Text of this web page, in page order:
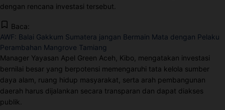
dengan rencana investasi tersebut.
Baca:
AWF: Balai Gakkum Sumatera jangan Bermain Mata dengan Pelaku
Perambahan Mangrove Tamiang
Manager Yayasan Apel Green Aceh, Kibo, mengatakan investasi
bernilai besar yang berpotensi memengaruhi tata kelola sumber
daya alam, ruang hidup masyarakat, serta arah pembangunan
daerah harus dijalankan secara transparan dan dapat diakses
publik.